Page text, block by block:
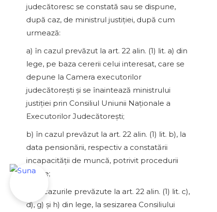
judecătoresc se constată sau se dispune,
după caz, de ministrul justiţiei, după cum
urmează:
a) în cazul prevăzut la art. 22 alin. (1) lit. a) din
lege, pe baza cererii celui interesat, care se
depune la Camera executorilor
judecătoreşti şi se înaintează ministrului
justiţiei prin Consiliul Uniunii Naţionale a
Executorilor Judecătoreşti;
b) în cazul prevăzut la art. 22 alin. (1) lit. b), la
data pensionării, respectiv a constatării
incapacităţii de muncă, potrivit procedurii
legale;
c) în cazurile prevăzute la art. 22 alin. (1) lit. c),
d), g) şi h) din lege, la sesizarea Consiliului